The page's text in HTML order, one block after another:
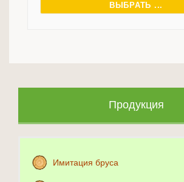
Продукция
Имитация бруса
ВЫБРАТЬ ...